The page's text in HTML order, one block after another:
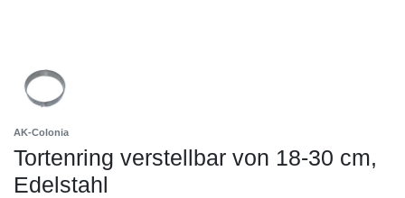
AK-Colonia
Tortenring verstellbar von 18-30 cm,
Edelstahl